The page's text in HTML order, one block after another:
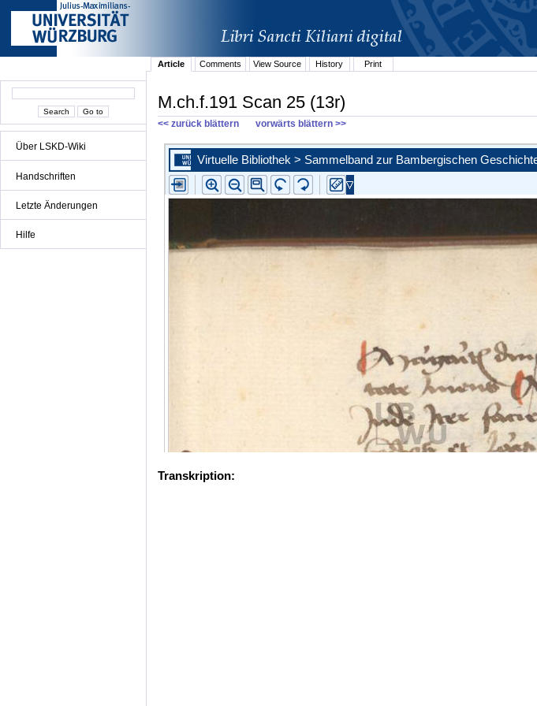
Über LSKD-Wiki
Handschriften
Letzte Änderungen
Hilfe
Article
Comments View Source History Print
M.ch.f.191 Scan 25 (13r)
<< zurück blättern vorwärts blättern >>
Transkription: